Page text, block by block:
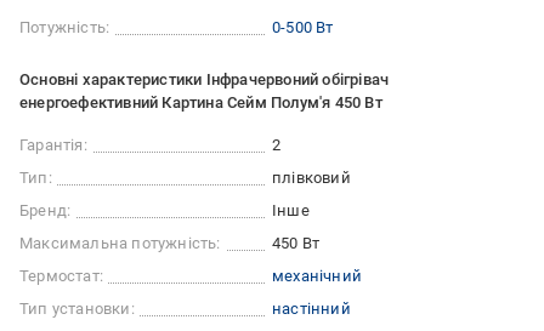
Потужність: 0-500 Вт
Основні характеристики Інфрачервоний обігрівач
енергоефективний Картина Сейм Полум'я 450 Вт
Гарантія:
2
Тип:
плівковий
Бренд:
Інше
Максимальна потужність:
450 Вт
Термостат:
механічний
Тип установки:
настінний